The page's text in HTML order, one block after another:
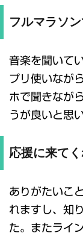
フルマラソ
音楽を聞いて
プリ使いなが
ホで聞きなが
うが良いと思
応援に来て
ありがたいこ
れますし、知
た。またライ